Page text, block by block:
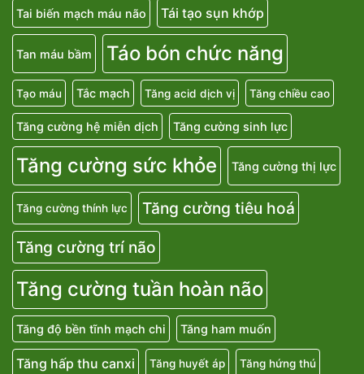
Tai biến mạch máu não Tái tạo sụn khớp
Tan máu bầm Táo bón chức năng
Tạo máu Tắc mạch Tăng acid dịch vị Tăng chiều cao
Tăng cường hệ miễn dịch Tăng cường sinh lực
Tăng cường sức khỏe Tăng cường thị lực
Tăng cường thính lực
Tăng cường tiêu hoá
Tăng cường trí não
Tăng cường tuần hoàn não
Tăng độ bền tĩnh mạch chi Tăng ham muốn
Tăng hấp thu canxi Tăng huyết áp Tăng hứng thú